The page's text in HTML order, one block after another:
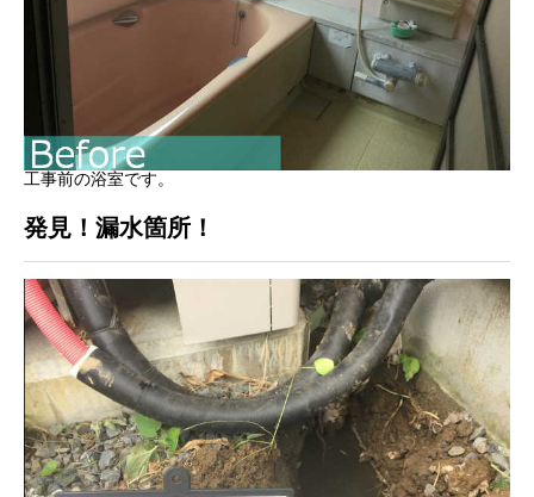
工事前の浴室です。
発見！漏水箇所！